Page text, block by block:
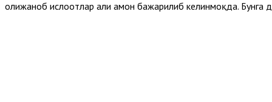
олижаноб ислоҳотлар ҳали ҳамон бажарилиб келинмоқда. Бунга